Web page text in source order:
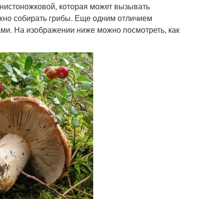
которая может вызывать
собирать грибы. Еще одним отличием
На изображении ниже можно посмотреть, как